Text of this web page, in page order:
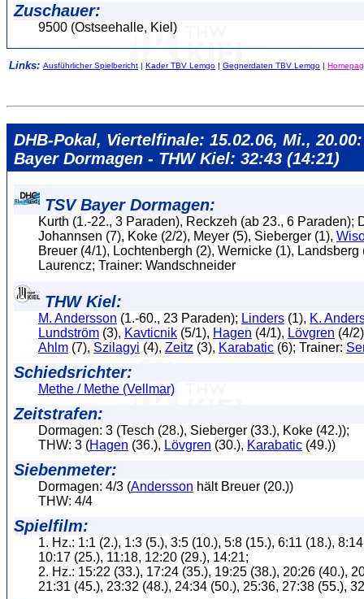
Zuschauer:
9500 (Ostseehalle, Kiel)
Links: Ausführlicher Spielbericht | Kader TBV Lemgo | Gegnerdaten TBV Lemgo |
DHB-Pokal, Viertelfinale: 15.02.06, Mi.,
Bayer Dormagen - THW Kiel: 32:43 (14:21)
TSV Bayer Dormagen:
Kurth (1.-22., 3 Paraden), Reckzeh (ab 23., 6 Paraden);
Johannsen (7), Koke (2/2), Meyer (5), Sieberger (1),
Breuer (4/1), Lochtenbergh (2), Wernicke (1), Landsberg
Laurencz; Trainer: Wandschneider
THW Kiel:
M. Andersson (1.-60., 23 Paraden); Linders (1), K.
Lundström (3), Kavticnik (5/1), Hagen (4/1), Lövgren (4/
Ahlm (7), Szilagyi (4), Zeitz (3), Karabatic (6); Trainer:
Schiedsrichter:
Methe / Methe (Vellmar)
Zeitstrafen:
Dormagen: 3 (Tesch (28.), Sieberger (33.), Koke (42.));
THW: 3 (Hagen (36.), Lövgren (30.), Karabatic (49.))
Siebenmeter:
Dormagen: 4/3 (Andersson hält Breuer (20.))
THW: 4/4
Spielfilm:
1. Hz.: 1:1 (2.), 1:3 (5.), 3:5 (10.), 5:8 (15.), 6:11 (18.),
10:17 (25.), 11:18, 12:20 (29.), 14:21;
2. Hz.: 15:22 (33.), 17:24 (35.), 19:25 (38.), 20:26 (40.),
21:31 (45.), 23:32 (48.), 24:34 (50.), 25:36, 27:38 (55.),